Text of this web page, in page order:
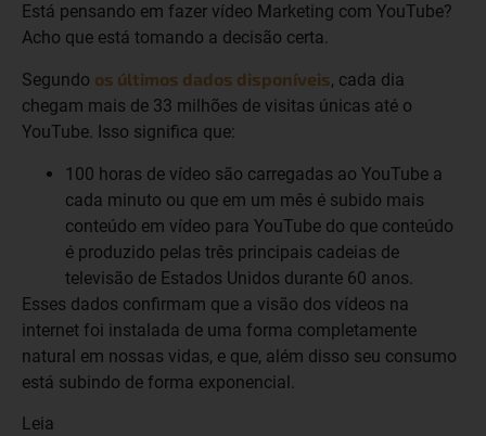
Está pensando em fazer vídeo Marketing com YouTube?
Acho que está tomando a decisão certa.
Segundo os últimos dados disponíveis, cada dia
chegam mais de 33 milhões de visitas únicas até o
YouTube. Isso significa que:
100 horas de vídeo são carregadas ao YouTube a
cada minuto ou que em um mês é subido mais
conteúdo em vídeo para YouTube do que conteúdo
é produzido pelas três principais cadeias de
televisão de Estados Unidos durante 60 anos.
Esses dados confirmam que a visão dos vídeos na
internet foi instalada de uma forma completamente
natural em nossas vidas, e que, além disso seu consumo
está subindo de forma exponencial.
Leia